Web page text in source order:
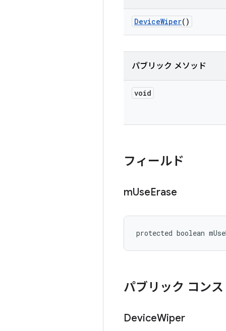
DeviceWiper()
パブリック メソッド
void
フィールド
mUseErase
protected boolean
パブリック コン
DeviceWiper